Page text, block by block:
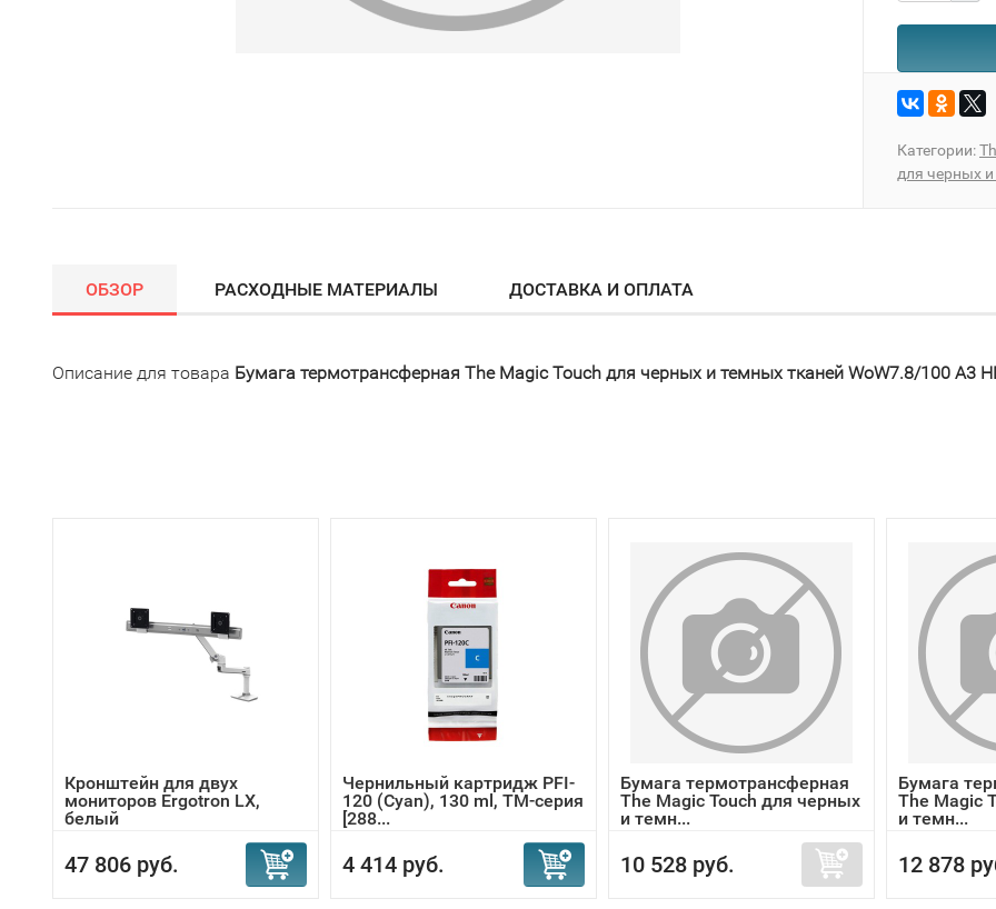
Категории:
для черных
ОБЗОР РАСХОДНЫЕ МАТЕРИАЛЫ ДОСТАВКА И ОПЛАТА
Описание для товара Бумага термотрансферная The Magic Touch для черных и темных тканей WoW7.8/100 A3
Кронштейн для двух
мониторов Ergotron LX,
белый
47 806 руб.
Чернильный картридж PFI-
120 (Cyan), 130 ml, ТМ-серия
[288...
4 414 руб.
Бумага термотрансферная
The Magic Touch для черных
и темн...
10 528 руб.
Бумага
The Magic
и темн...
12 878